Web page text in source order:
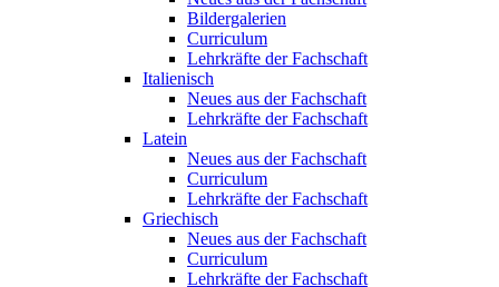
Bildergalerien
Curriculum
Lehrkräfte der Fachschaft
Italienisch
Neues aus der Fachschaft
Lehrkräfte der Fachschaft
Latein
Neues aus der Fachschaft
Curriculum
Lehrkräfte der Fachschaft
Griechisch
Neues aus der Fachschaft
Curriculum
Lehrkräfte der Fachschaft